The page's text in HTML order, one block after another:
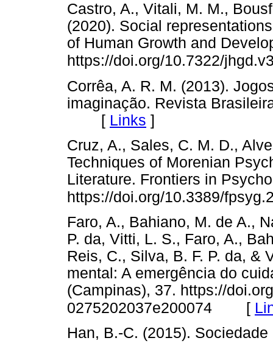
Castro, A., Vitali, M. M.,
(2020). Social
of Human Growth and
https://doi.org/10.7322/
Corrêa, A. R. M. (2013).
imaginação. Revista
[ Links ]
Cruz, A., Sales, C. M. D.,
Techniques of Morenian
Literature. Frontiers in
https://doi.org/10.3389/
Faro, A., Bahiano, M. de A.,
P. da, Vitti, L. S., Faro, A.,
Reis, C., Silva, B. F. P. da, &
mental: A emergência do
(Campinas), 37. https://
0275202037e200074 [
Han, B.-C. (2015).